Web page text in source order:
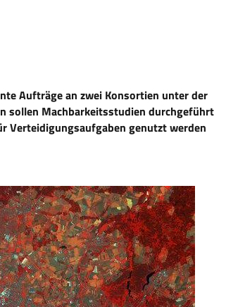
Aufträge an zwei Konsortien unter der
sollen Machbarkeitsstudien durchgeführt
Verteidigungsaufgaben genutzt werden